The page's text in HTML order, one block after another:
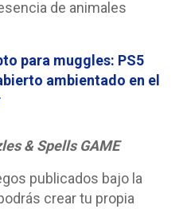
de animales
para muggles: PS5
ambientado en el
& Spells GAME
publicados bajo la
crear tu propia